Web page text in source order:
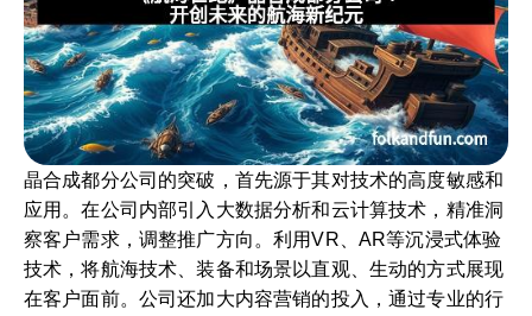
晶合成都分公司的突破，首先源于其对技术的高度敏感和
应用。在公司内部引入大数据分析和云计算技术，精准洞
察客户需求，调整推广方向。利用VR、AR等沉浸式体验
技术，将航海技术、装备和场景以直观、生动的方式展现
在客户面前。公司还加大内容营销的投入，通过专业的行